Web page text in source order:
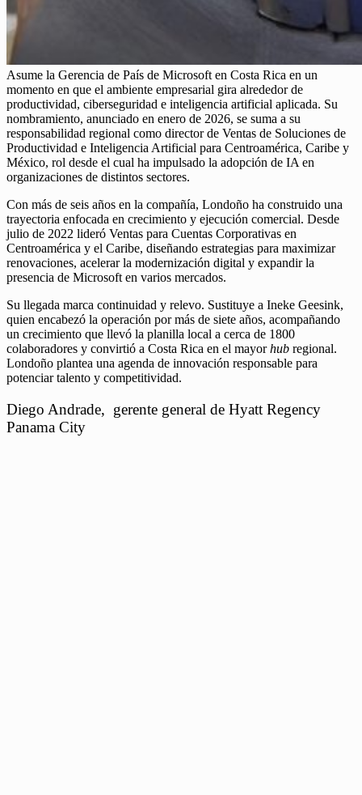
Asume la Gerencia de País de Microsoft en Costa Rica en un
momento en que el ambiente empresarial gira alrededor de
productividad, ciberseguridad e inteligencia artificial aplicada. Su
nombramiento, anunciado en enero de 2026, se suma a su
responsabilidad regional como director de Ventas de Soluciones de
Productividad e Inteligencia Artificial para Centroamérica, Caribe y
México, rol desde el cual ha impulsado la adopción de IA en
organizaciones de distintos sectores.
Con más de seis años en la compañía, Londoño ha construido una
trayectoria enfocada en crecimiento y ejecución comercial. Desde
julio de 2022 lideró Ventas para Cuentas Corporativas en
Centroamérica y el Caribe, diseñando estrategias para maximizar
renovaciones, acelerar la modernización digital y expandir la
presencia de Microsoft en varios mercados.
Su llegada marca continuidad y relevo. Sustituye a Ineke Geesink,
quien encabezó la operación por más de siete años, acompañando
un crecimiento que llevó la planilla local a cerca de 1800
colaboradores y convirtió a Costa Rica en el mayorhub regional.
Londoño plantea una agenda de innovación responsable para
potenciar talento y competitividad.
Diego Andrade, gerente general de Hyatt Regency
Panama City